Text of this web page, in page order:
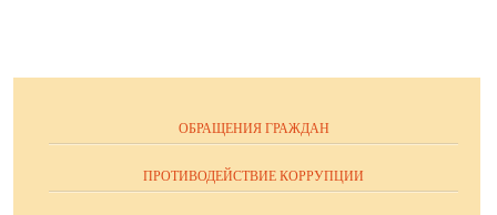
ОБРАЩЕНИЯ ГРАЖДАН
ПРОТИВОДЕЙСТВИЕ КОРРУПЦИИ